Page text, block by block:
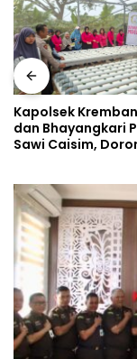
Kapolsek
dan Bhayangkari
Sawi Caisim,